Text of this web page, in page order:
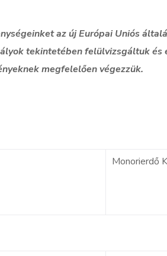
az új Európai Uniós
tekintetében felülvizsgáltuk
megfelelően végezzük.
Monorierdő